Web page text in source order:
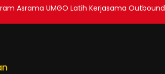
Asrama UMGO Latih Kerjasama Outbound